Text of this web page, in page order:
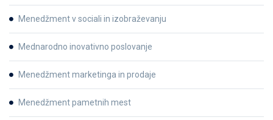
Menedžment v sociali in izobraževanju
Mednarodno inovativno poslovanje
Menedžment marketinga in prodaje
Menedžment pametnih mest